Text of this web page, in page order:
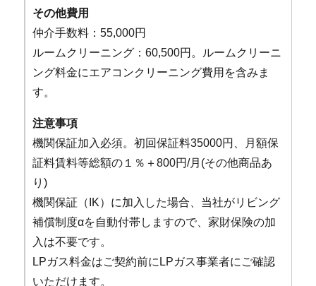
その他費用
仲介手数料：55,000円
ルームクリーニング：60,500円。ルームクリーニ
ング料金にエアコンクリーニング費用を含みま
す。
注意事項
機関保証加入必須。初回保証料35000円、月額保
証料賃料等総額の１％＋800円/月(その他商品あ
り)
機関保証（IK）に加入した場合、当社がリビング
補償制度αを自動付帯しますので、家財保険の加
入は不要です。
LPガス料金はご契約前にLPガス事業者にご確認
いただけます。